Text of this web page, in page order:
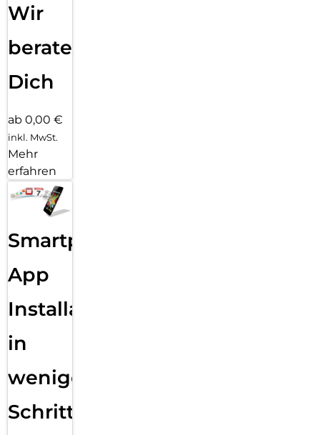
Wir
beraten
Dich
ab 0,00 €
inkl. MwSt.
Mehr
erfahren
Smartphone
App
Installation
in
wenigen
Schritten